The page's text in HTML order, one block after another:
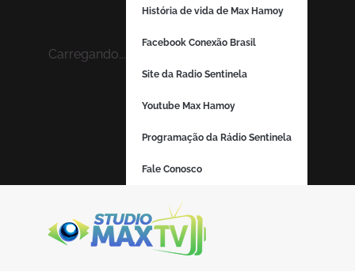
Carregando...
História de vida de Max Hamoy
Facebook Conexão Brasil
Site da Radio Sentinela
Youtube Max Hamoy
Programação da Rádio Sentinela
Fale Conosco